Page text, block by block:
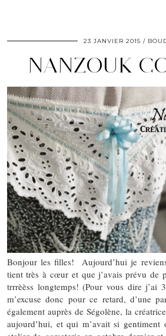
23 JANVIER 2015
NANZOUK
Bonjour les filles! Aujourd’hui je
tient très à cœur et que j’avais prévu de
trrrèèss longtemps! (Pour vous dire j’ai
m’excuse donc pour ce retard, d’une
également auprès de Ségolène, la
aujourd’hui, et qui m’avait si gentiment